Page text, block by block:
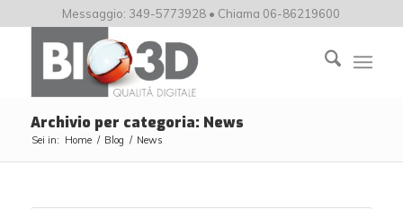
Messaggio: 349-5773928 • Chiama 06-86219600
Archivio per categoria: News
Sei in: Home / Blog / News